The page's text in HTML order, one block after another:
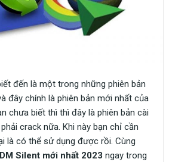
đến là một trong những phiên bản
đây chính là phiên bản mới nhất của
chưa biết thì thì đây là phiên bản cài
crack nữa. Khi này bạn chỉ cần
là có thể sử dụng được rồi. Cùng
Silent mới nhất 2023 ngay trong